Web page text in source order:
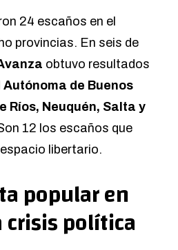
24 escaños en el
provincias. En seis de
obtuvo resultados
Autónoma de Buenos
Ríos, Neuquén, Salta y
12 los escaños que
libertario.
popular en
política